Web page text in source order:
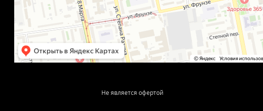
Не является офертой